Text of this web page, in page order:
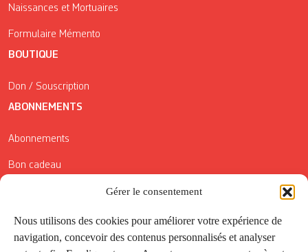
Gérer le consentement
Nous utilisons des cookies pour améliorer votre expérience de
navigation, concevoir des contenus personnalisés et analyser
Naissances et Mortuaires
Formulaire Mémento
BOUTIQUE
Don / Souscription
ABONNEMENTS
Abonnements
Bon cadeau
Conditions générales de vente
Réductions de la Carte Côté Courrier
Application